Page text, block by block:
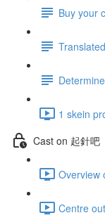
Buy your
1 skein
Cast on 起針吧
Overview
Centre